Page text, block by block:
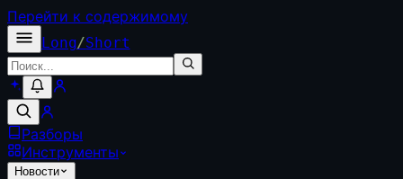
Перейти к содержимому
Long/Short
Разборы
Инструменты
Новости